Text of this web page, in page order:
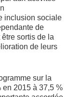
inclusion sociale
de
être sortis de la
de leurs
sur la
en 2015 à 37,5 %